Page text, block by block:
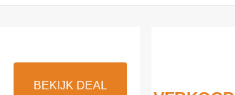
BEKIJK DEAL